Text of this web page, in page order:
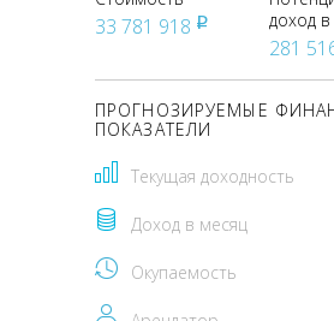
33 781 918 pуб
доход
281
ПРОГНОЗИРУЕМЫЕ
ПОКАЗАТЕЛИ
Текущая доходность
Доход в месяц
Окупаемость